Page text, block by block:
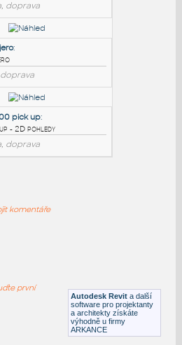
Pajero_New
Pajero
doprava
Pajero - přední
doprava
doprava
Autodesk Revit a další
software pro projektanty
a architekty získáte
výhodně u firmy
ARKANCE
komentáře
první